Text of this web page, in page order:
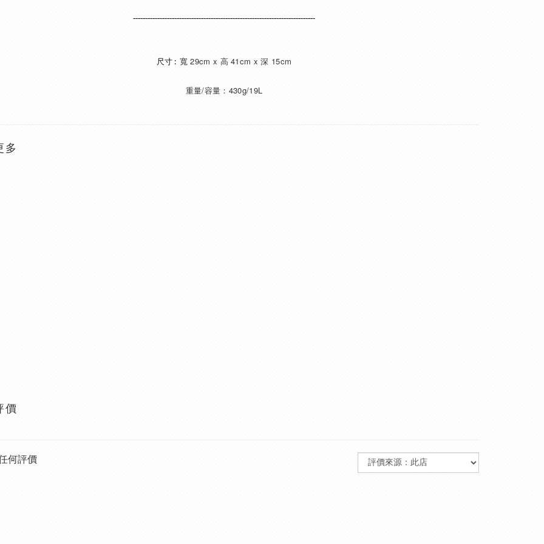
---------------------------------------------------------------------------
尺寸 : 寬 29cm x 高 41cm x 深 15cm
重量/容量：430g/19L
多
價
何評價